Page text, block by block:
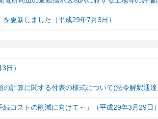
更新しました（平成29年7月3日）
日）
計算に関する付表の様式について(法令解釈通達
コストの削減に向けて～」（平成29年3月29日